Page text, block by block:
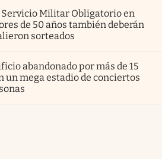
Servicio Militar Obligatorio en
de 50 años también deberán
sorteados
abandonado por más de 15
un mega estadio de conciertos